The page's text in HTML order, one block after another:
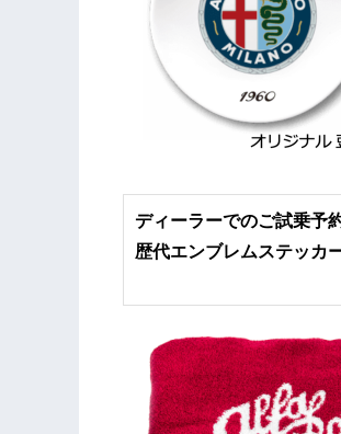
ディーラーでのご試乗予
歴代エンブレムステッカ